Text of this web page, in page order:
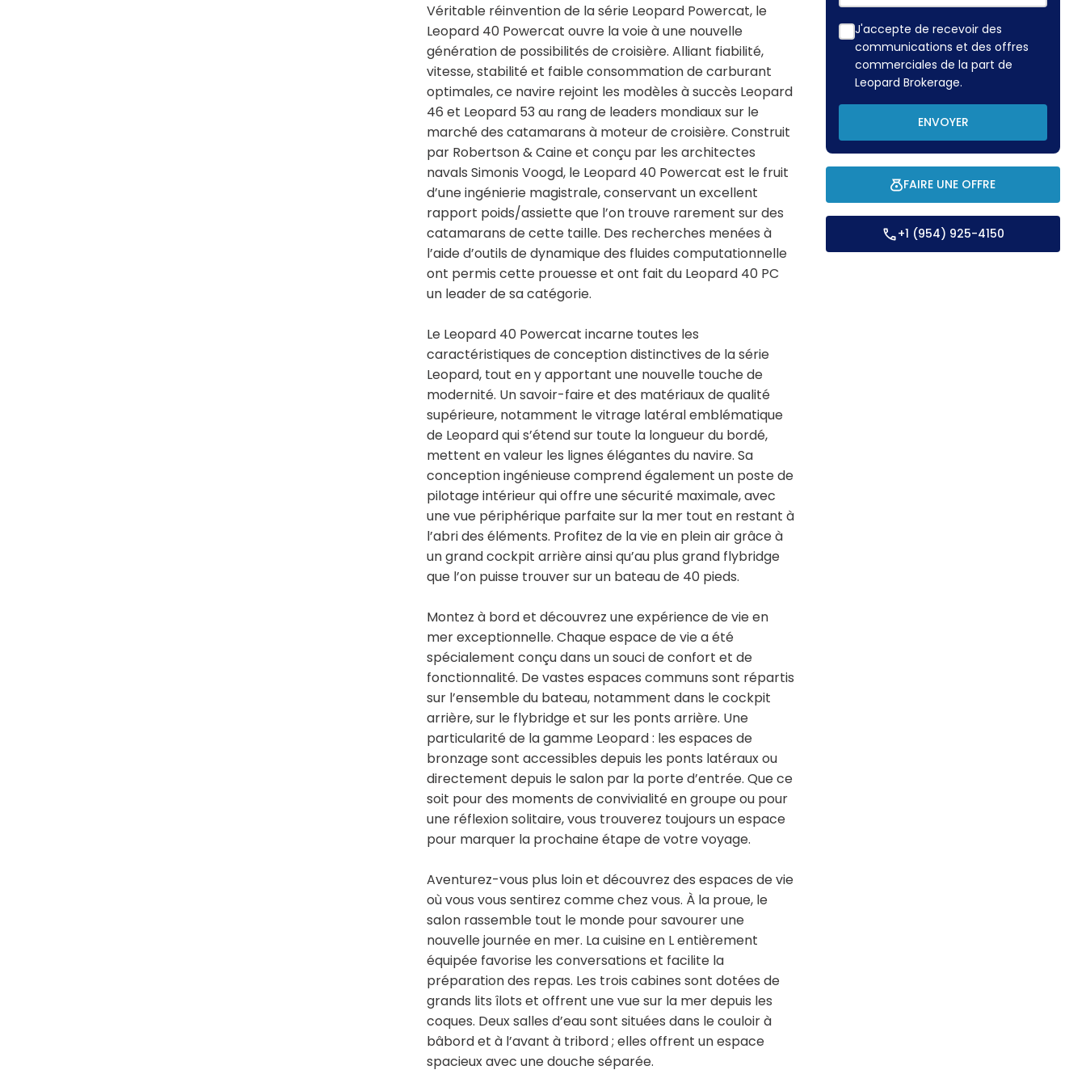
Véritable réinvention de la série Leopard Powercat, le
Leopard 40 Powercat ouvre la voie à une nouvelle
génération de possibilités de croisière. Alliant fiabilité,
vitesse, stabilité et faible consommation de carburant
optimales, ce navire rejoint les modèles à succès Leopard
46 et Leopard 53 au rang de leaders mondiaux sur le
marché des catamarans à moteur de croisière. Construit
par Robertson & Caine et conçu par les architectes
navals Simonis Voogd, le Leopard 40 Powercat est le fruit
d’une ingénierie magistrale, conservant un excellent
rapport poids/assiette que l’on trouve rarement sur des
catamarans de cette taille. Des recherches menées à
l’aide d’outils de dynamique des fluides computationnelle
ont permis cette prouesse et ont fait du Leopard 40 PC
un leader de sa catégorie.
Le Leopard 40 Powercat incarne toutes les
caractéristiques de conception distinctives de la série
Leopard, tout en y apportant une nouvelle touche de
modernité. Un savoir-faire et des matériaux de qualité
supérieure, notamment le vitrage latéral emblématique
de Leopard qui s’étend sur toute la longueur du bordé,
mettent en valeur les lignes élégantes du navire. Sa
conception ingénieuse comprend également un poste de
pilotage intérieur qui offre une sécurité maximale, avec
une vue périphérique parfaite sur la mer tout en restant à
l’abri des éléments. Profitez de la vie en plein air grâce à
un grand cockpit arrière ainsi qu’au plus grand flybridge
que l’on puisse trouver sur un bateau de 40 pieds.
Montez à bord et découvrez une expérience de vie en
mer exceptionnelle. Chaque espace de vie a été
spécialement conçu dans un souci de confort et de
fonctionnalité. De vastes espaces communs sont répartis
sur l’ensemble du bateau, notamment dans le cockpit
arrière, sur le flybridge et sur les ponts arrière. Une
particularité de la gamme Leopard : les espaces de
bronzage sont accessibles depuis les ponts latéraux ou
directement depuis le salon par la porte d’entrée. Que ce
soit pour des moments de convivialité en groupe ou pour
une réflexion solitaire, vous trouverez toujours un espace
pour marquer la prochaine étape de votre voyage.
Aventurez-vous plus loin et découvrez des espaces de vie
où vous vous sentirez comme chez vous. À la proue, le
salon rassemble tout le monde pour savourer une
nouvelle journée en mer. La cuisine en L entièrement
équipée favorise les conversations et facilite la
préparation des repas. Les trois cabines sont dotées de
grands lits îlots et offrent une vue sur la mer depuis les
coques. Deux salles d’eau sont situées dans le couloir à
bâbord et à l’avant à tribord ; elles offrent un espace
spacieux avec une douche séparée.
J'accepte de recevoir des
communications et des offres
commerciales de la part de
Leopard Brokerage.
ENVOYER
FAIRE UNE OFFRE
+1 (954) 925-4150